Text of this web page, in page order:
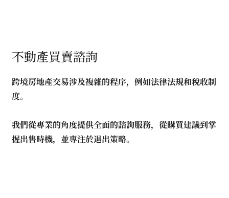
不動產買賣諮詢
跨境房地產交易涉及複雜的程序，例如法律法規和稅收制
度。
我們從專業的角度提供全面的諮詢服務，從購買建議到掌
握出售時機，並專注於退出策略。